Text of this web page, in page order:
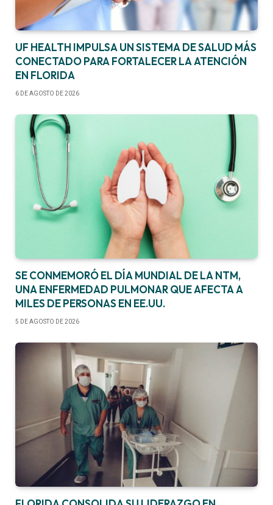
UF HEALTH IMPULSA UN SISTEMA DE SALUD MÁS
CONECTADO PARA FORTALECER LA ATENCIÓN
EN FLORIDA
6 DE AGOSTO DE 2026
SE CONMEMORÓ EL DÍA MUNDIAL DE LA NTM,
UNA ENFERMEDAD PULMONAR QUE AFECTA A
MILES DE PERSONAS EN EE.UU.
5 DE AGOSTO DE 2026